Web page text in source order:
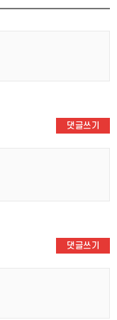
댓글쓰기
댓글쓰기